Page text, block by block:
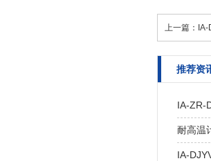
上一篇：
推荐资
IA-ZR-
耐高温
IA-